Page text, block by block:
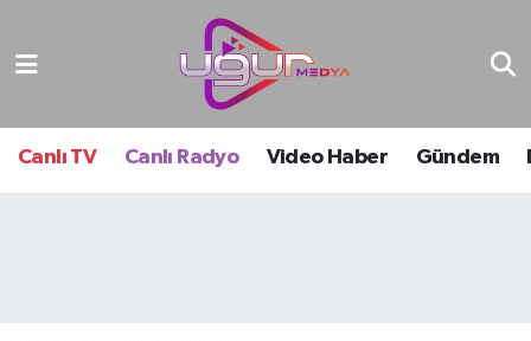
Canlı TV Canlı Radyo Video Haber Gündem
Nöbetçi Eczaneler
Hava Durumu